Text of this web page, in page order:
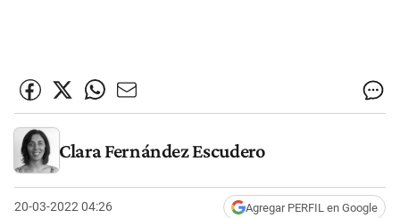
Clara Fernández Escudero
20-03-2022 04:26 Agregar PERFIL en Google